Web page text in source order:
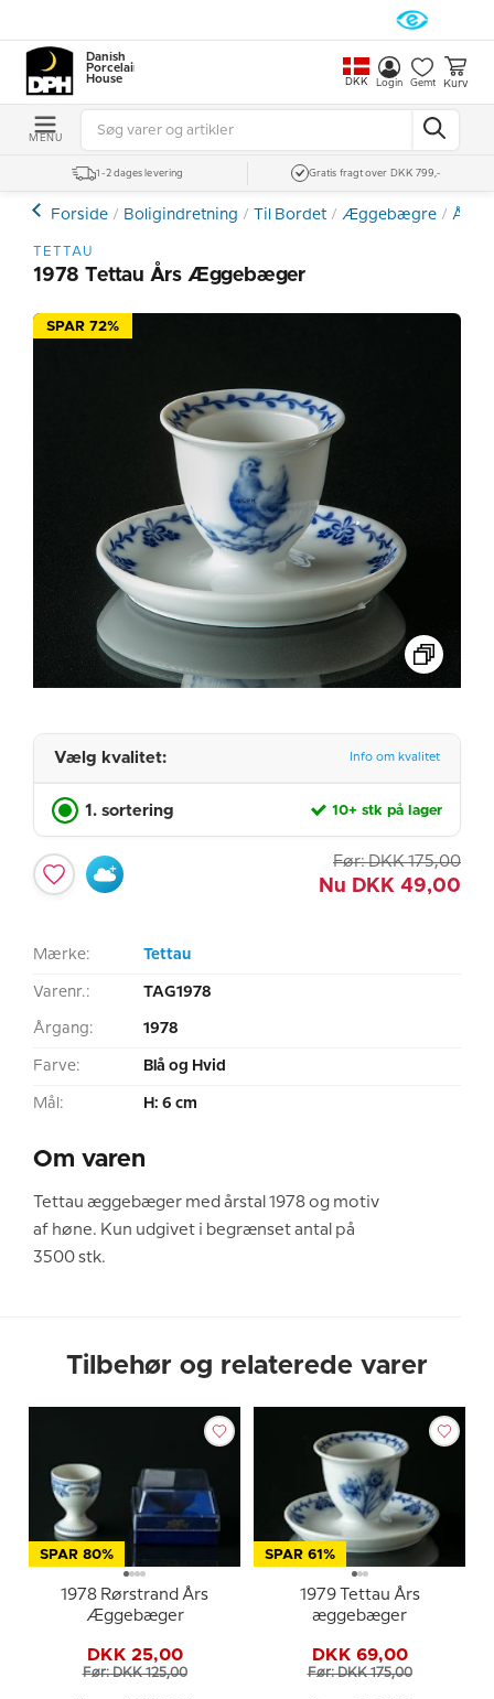
Danish
Porcelain
House
DKK Login Gemt Kurv
MENU
1-2 dages levering Gratis fragt over DKK 799,-
Forside Boligindretning Til Bordet Æggebægre Års-
TETTAU
1978 Tettau Års Æggebæger
SPAR 72%
Vælg kvalitet: Info om kvalitet
1. sortering 10+ stk på lager
Før: DKK 175,00
Nu DKK 49,00
Mærke: Tettau
Varenr.: TAG1978
Årgang: 1978
Farve: Blå og Hvid
Mål: H: 6 cm
Om varen
Tettau æggebæger med årstal 1978 og motiv
af høne. Kun udgivet i begrænset antal på
3500 stk.
Tilbehør og relaterede varer
SPAR 80%
1978 Rørstrand Års
Æggebæger
DKK 25,00
Før: DKK 125,00
SPAR 61%
1979 Tettau Års
æggebæger
DKK 69,00
Før: DKK 175,00